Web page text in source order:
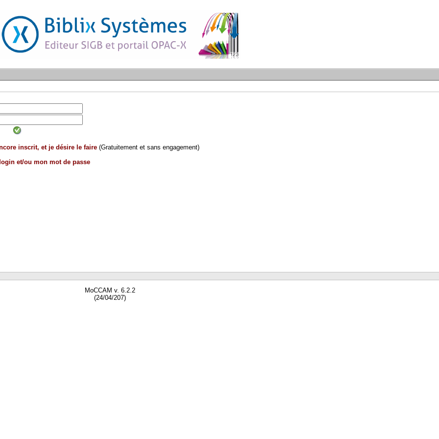
inscrit, et je désire le faire (Gratuitement et sans engagement)
et/ou mon mot de passe
MoCCAM v. 6.2.2
(24/04/207)